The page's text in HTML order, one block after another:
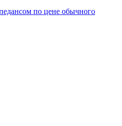
по цене обычного